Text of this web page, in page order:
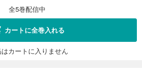
全5巻配信中
カートに全巻入れる
カートに入りません